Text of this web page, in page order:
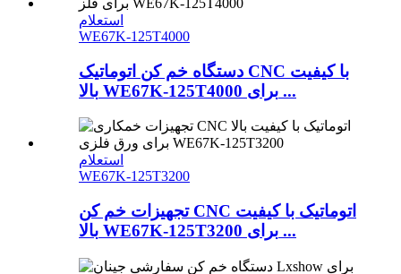
استعلام
WE67K-125T4000
دستگاه خم کن اتوماتیک CNC با کیفیت
بالا WE67K-125T4000 برای ...
استعلام
WE67K-125T3200
تجهیزات خم کن CNC اتوماتیک با کیفیت
بالا WE67K-125T3200 برای ...